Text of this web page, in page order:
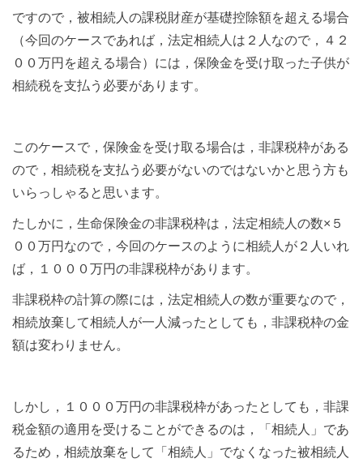
ですので，被相続人の課税財産が基礎控除額を超える場合
（今回のケースであれば，法定相続人は２人なので，４２
００万円を超える場合）には，保険金を受け取った子供が
相続税を支払う必要があります。
このケースで，保険金を受け取る場合は，非課税枠がある
ので，相続税を支払う必要がないのではないかと思う方も
いらっしゃると思います。
たしかに，生命保険金の非課税枠は，法定相続人の数×５
００万円なので，今回のケースのように相続人が２人いれ
ば，１０００万円の非課税枠があります。
非課税枠の計算の際には，法定相続人の数が重要なので，
相続放棄して相続人が一人減ったとしても，非課税枠の金
額は変わりません。
しかし，１０００万円の非課税枠があったとしても，非課
税金額の適用を受けることができるのは，「相続人」であ
るため，相続放棄をして「相続人」でなくなった被相続人